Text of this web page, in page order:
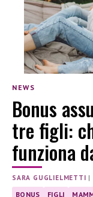
NEWS
Bonus
tre figli:
funziona
SARA GUGLIELMETTI |
BONUS FIGLI